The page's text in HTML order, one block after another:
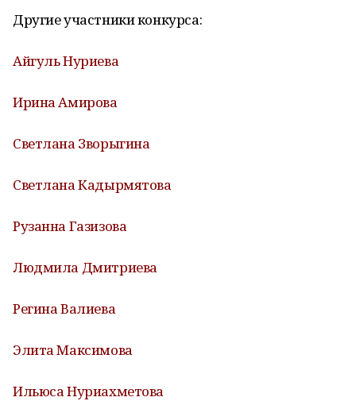
Другие участники конкурса:
Айгуль Нуриева
Ирина Амирова
Светлана Зворыгина
Светлана Кадырмятова
Рузанна Газизова
Людмила Дмитриева
Регина Валиева
Элита Максимова
Ильюса Нуриахметова